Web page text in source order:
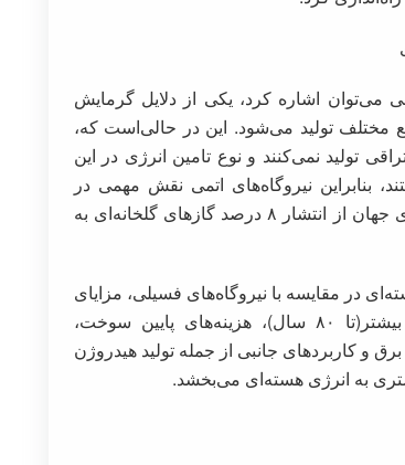
اشاره کرد، یکی از دلایل گرمایش
مختلف تولید می‌شود. این در حالی‌است که،
تولید نمی‌کنند و نوع تامین انرژی در این
بنابراین نیروگاه‌های اتمی نقش مهمی در
کاهش گرمایش زمین دارند، در حال حاضر نیروگاه‌های هسته‌ای جهان از انتشار ۸ درصد گازهای گلخانه‌ای به
در مقایسه با نیروگاه‌های فسیلی، مزایای
چشمگیری در انرژی هسته‌ای وجود دارد نظیر طول عمر بیشتر(تا ۸۰ سال)، هزینه‌های پایین سوخت،
کاربردهای جانبی از جمله تولید هیدروژن
به انرژی هسته‌ای می‌بخشد.